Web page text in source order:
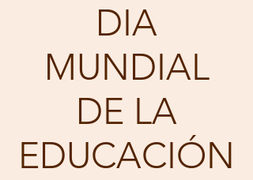
DIA
MUNDIAL
DE LA
EDUCACIÓN